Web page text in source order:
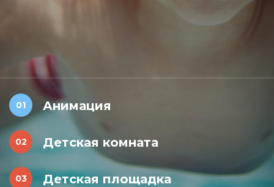
Анимация
Детская комната
Детская площадка